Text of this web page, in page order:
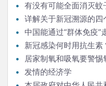
有没有可能全面消灭蚊
详解关于新冠溯源的四
中国能通过“群体免疫”
新冠感染何时用抗生素
居家制氧和吸氧要警惕
发情的经济学